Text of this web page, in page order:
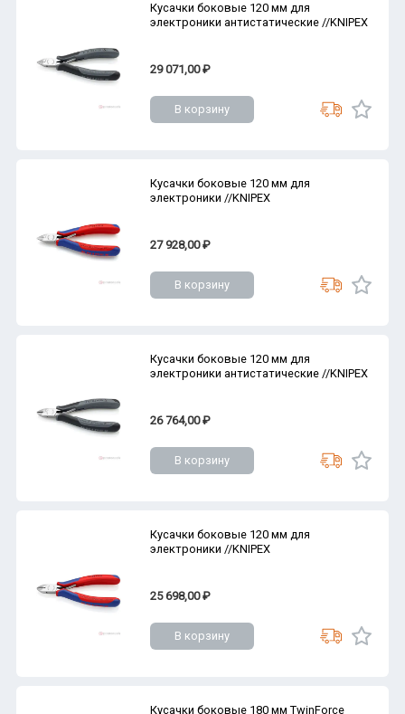
Кусачки боковые 120 мм для
электроники антистатические //KNIPEX
29 071,00 ₽
В корзину
Кусачки боковые 120 мм для
электроники //KNIPEX
27 928,00 ₽
В корзину
Кусачки боковые 120 мм для
электроники антистатические //KNIPEX
26 764,00 ₽
В корзину
Кусачки боковые 120 мм для
электроники //KNIPEX
25 698,00 ₽
В корзину
Кусачки боковые 180 мм TwinForce